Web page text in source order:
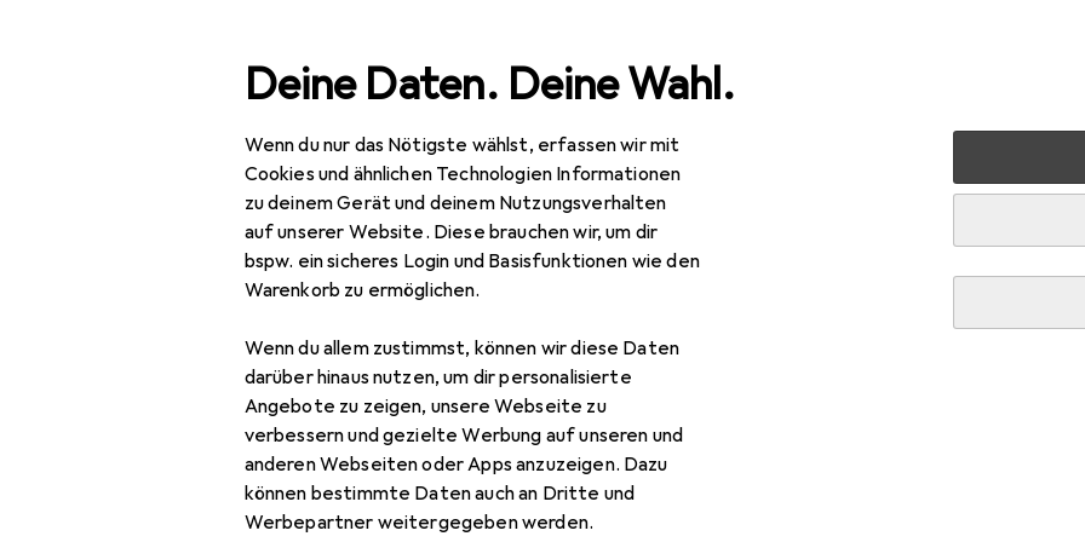
Deine Daten. Deine Wahl.
Wenn du nur das Nötigste wählst, erfassen wir mit
Cookies und ähnlichen Technologien Informationen
zu deinem Gerät und deinem Nutzungsverhalten
auf unserer Website. Diese brauchen wir, um dir
bspw. ein sicheres Login und Basisfunktionen wie den
Warenkorb zu ermöglichen.
Wenn du allem zustimmst, können wir diese Daten
darüber hinaus nutzen, um dir personalisierte
Angebote zu zeigen, unsere Webseite zu
verbessern und gezielte Werbung auf unseren und
anderen Webseiten oder Apps anzuzeigen. Dazu
können bestimmte Daten auch an Dritte und
Werbepartner weitergegeben werden.
Navigation nach Kategorien Gesamtsortiment Wohnen Möbel